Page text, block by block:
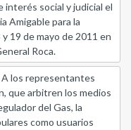
interés social y judicial el
Amigable para la
19 de mayo de 2011 en
Roca.
A los representantes
que arbitren los medios
del Gas, la
como usuarios